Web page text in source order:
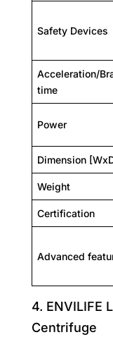
Safety Devices
Acceleration/
time
Power
Dimension
Weight
Certification
Advanced
4. ENVILIFE
Centrifuge